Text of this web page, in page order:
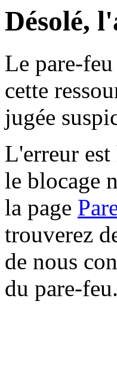
Désolé,
Le pare-
cette
jugée
L'erreur
le blocage
la page
trouverez
de nous
du pare-feu.